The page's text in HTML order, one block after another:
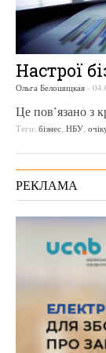
Настрої
Ольга Белошицкая -
Це пов’язано з
Теги: бізнес, НБУ,
РЕКЛАМА